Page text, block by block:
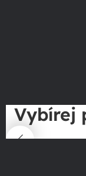
Vybírej